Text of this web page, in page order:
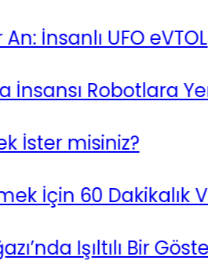
UFO eVTOL
Robotlara Yer
misiniz?
60 Dakikalık
Işıltılı Bir